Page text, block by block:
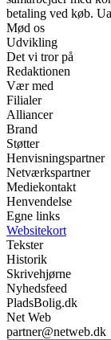
betaling ved køb.
Mød os
Udvikling
Det vi tror på
Redaktionen
Vær med
Filialer
Alliancer
Brand
Støtter
Henvisningspartner
Netværkspartner
Mediekontakt
Henvendelse
Egne links
Websitekort
Tekster
Historik
Skrivehjørne
Nyhedsfeed
PladsBolig.dk
Net Web
partner@netweb.dk